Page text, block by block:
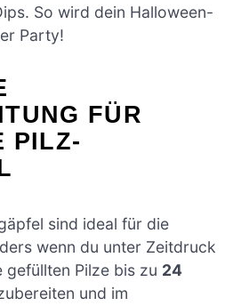
So wird dein Halloween-
Party!
FÜR
PILZ-
sind ideal für die
wenn du unter Zeitdruck
gefüllten Pilze bis zu 24
und im